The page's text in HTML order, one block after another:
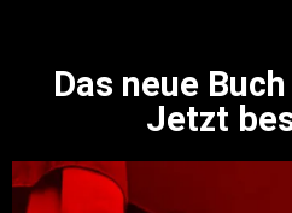
Das neue
Jetzt